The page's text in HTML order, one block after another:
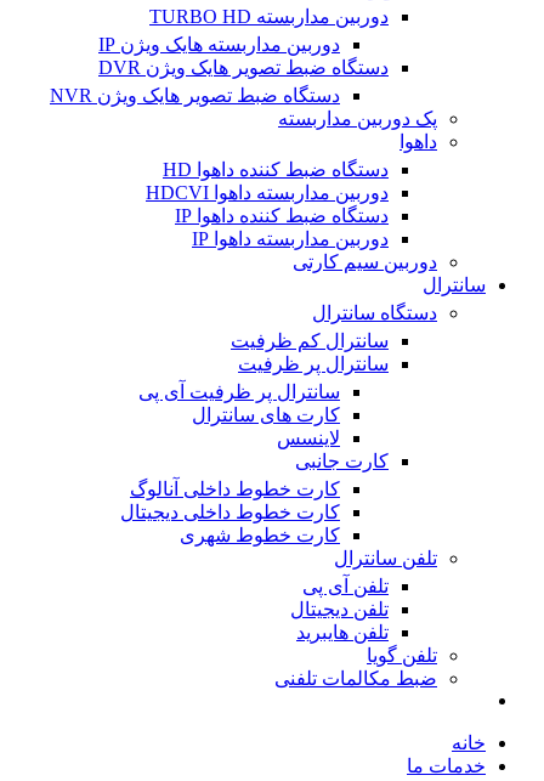
دوربین مداربسته TURBO HD
دوربین مداربسته هایک ویژن IP
دستگاه ضبط تصویر هایک ویژن DVR
دستگاه ضبط تصویر هایک ویژن NVR
پک دوربین مداربسته
داهوا
دستگاه ضبط کننده داهوا HD
دوربین مداربسته داهوا HDCVI
دستگاه ضبط کننده داهوا IP
دوربین مداربسته داهوا IP
دوربین سیم کارتی
سانترال
دستگاه سانترال
سانترال کم ظرفیت
سانترال پر ظرفیت
سانترال پر ظرفیت آی پی
کارت های سانترال
لاینسس
کارت جانبی
کارت خطوط داخلی آنالوگ
کارت خطوط داخلی دیجیتال
کارت خطوط شهری
تلفن سانترال
تلفن آی پی
تلفن دیجیتال
تلفن هایبرید
تلفن گویا
ضبط مکالمات تلفنی
خانه
خدمات ما